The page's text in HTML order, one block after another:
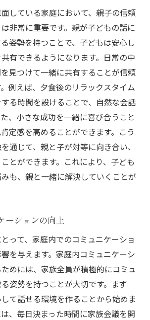
している家庭において、親子の信頼
非常に重要です。親が子どもの話に
姿勢を持つことで、子どもは安心し
有できるようになります。日常の中
見つけて一緒に共有することが信頼
例えば、夕食後のリラックスタイム
る時間を設けることで、自然な会話
、小さな成功を一緒に喜び合うこと
定感を高めることができます。こう
通じて、親と子が対等に向き合い、
とができます。これにより、子ども
も、親と一緒に解決していくことが
ーションの向上
って、家庭内でのコミュニケーショ
を与えます。家庭内コミュニケーシ
めには、家族全員が積極的にコミュ
姿勢を持つことが大切です。まず
て話せる環境を作ることから始めま
、毎日決まった時間に家族会議を開